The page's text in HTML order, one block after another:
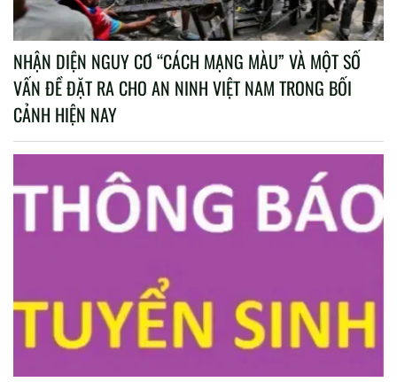
NHẬN DIỆN NGUY CƠ “CÁCH MẠNG MÀU” VÀ MỘT SỐ
VẤN ĐỀ ĐẶT RA CHO AN NINH VIỆT NAM TRONG BỐI
CẢNH HIỆN NAY